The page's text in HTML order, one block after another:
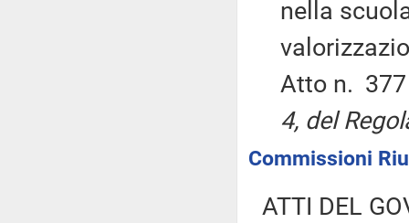
nella
Atto n.
4, del
Commissioni
ATTI DEL